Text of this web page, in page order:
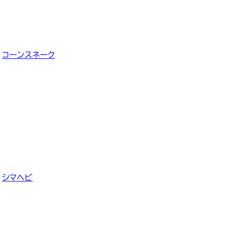
コーンスネーク
シマヘビ